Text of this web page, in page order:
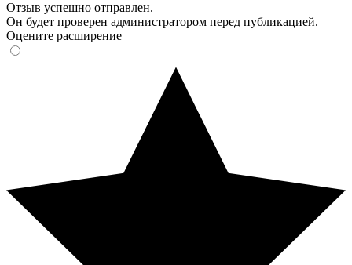
Отзыв успешно отправлен.
Он будет проверен администратором перед публикацией.
Оцените расширение